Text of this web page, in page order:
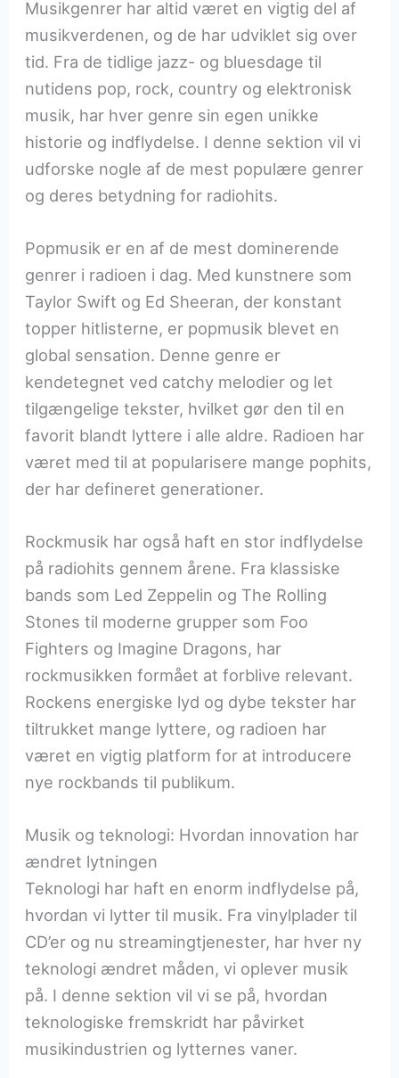
Musikgenrer har altid været en vigtig del af
musikverdenen, og de har udviklet sig over
tid. Fra de tidlige jazz- og bluesdage til
nutidens pop, rock, country og elektronisk
musik, har hver genre sin egen unikke
historie og indflydelse. I denne sektion vil vi
udforske nogle af de mest populære genrer
og deres betydning for radiohits.
Popmusik er en af de mest dominerende
genrer i radioen i dag. Med kunstnere som
Taylor Swift og Ed Sheeran, der konstant
topper hitlisterne, er popmusik blevet en
global sensation. Denne genre er
kendetegnet ved catchy melodier og let
tilgængelige tekster, hvilket gør den til en
favorit blandt lyttere i alle aldre. Radioen har
været med til at popularisere mange pophits,
der har defineret generationer.
Rockmusik har også haft en stor indflydelse
på radiohits gennem årene. Fra klassiske
bands som Led Zeppelin og The Rolling
Stones til moderne grupper som Foo
Fighters og Imagine Dragons, har
rockmusikken formået at forblive relevant.
Rockens energiske lyd og dybe tekster har
tiltrukket mange lyttere, og radioen har
været en vigtig platform for at introducere
nye rockbands til publikum.
Musik og teknologi: Hvordan innovation har
ændret lytningen
Teknologi har haft en enorm indflydelse på,
hvordan vi lytter til musik. Fra vinylplader til
CD’er og nu streamingtjenester, har hver ny
teknologi ændret måden, vi oplever musik
på. I denne sektion vil vi se på, hvordan
teknologiske fremskridt har påvirket
musikindustrien og lytternes vaner.